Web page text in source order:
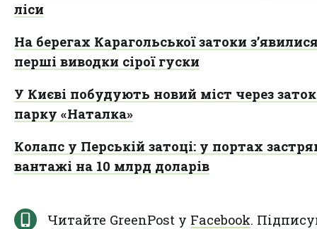
ліси
На берегах Карагольської затоки
перші виводки сірої гуски
У Києві побудують новий міст через
парку «Наталка»
Колапс у Перській затоці: у портах
вантажі на 10 млрд доларів
Читайте GreenPost у Facebook.